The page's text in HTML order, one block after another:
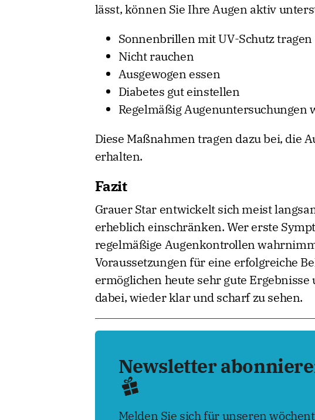
lässt, können Sie Ihre Augen aktiv
Sonnenbrillen mit UV-Schutz tragen
Nicht rauchen
Ausgewogen essen
Diabetes gut einstellen
Regelmäßig Augenuntersuchungen
Diese Maßnahmen tragen dazu bei, die
erhalten.
Fazit
Grauer Star entwickelt sich meist
erheblich einschränken. Wer erste
regelmäßige Augenkontrollen
Voraussetzungen für eine erfolgreiche
ermöglichen heute sehr gute
dabei, wieder klar und scharf zu sehen.
Newsletter
Melden Sie sich für unseren